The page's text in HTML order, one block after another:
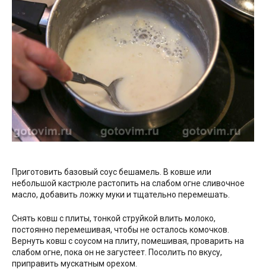
Приготовить базовый соус бешамель. В ковше или
небольшой кастрюле растопить на слабом огне сливочное
масло, добавить ложку муки и тщательно перемешать.
Снять ковш с плиты, тонкой струйкой влить молоко,
постоянно перемешивая, чтобы не осталось комочков.
Вернуть ковш с соусом на плиту, помешивая, проварить на
слабом огне, пока он не загустеет. Посолить по вкусу,
приправить мускатным орехом.